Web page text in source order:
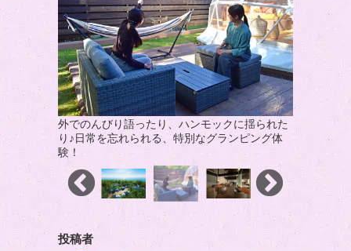
外でのんびり語ったり、ハンモックに揺られた
り♪日常を忘れられる、特別なグランピング体
験！
投稿者